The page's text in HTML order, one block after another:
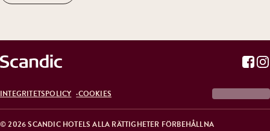
© 2026 SCANDIC HOTELS ALLA RÄTTIGHETER FÖRBEHÅLLNA
INTEGRITETSPOLICY COOKIES